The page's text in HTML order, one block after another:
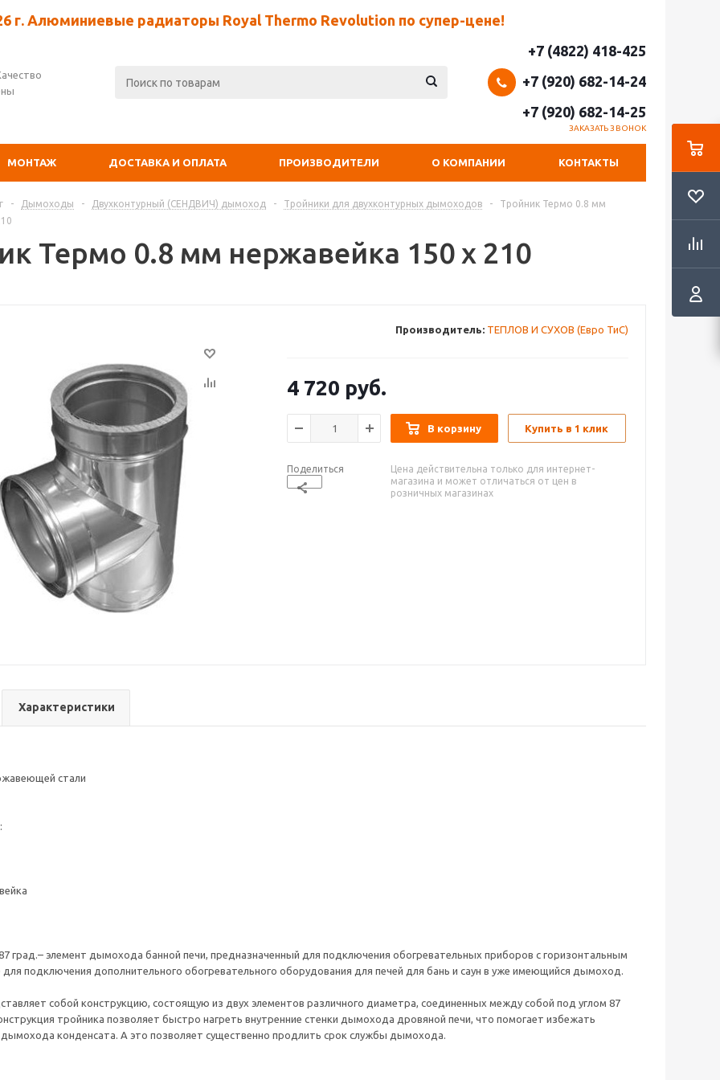
г. Алюминиевые радиаторы Royal Thermo Revolution по супер-цене!
+7 (4822) 418-425
+7 (920) 682-14-24
+7 (920) 682-14-25
ЗАКАЗАТЬ ЗВОНОК
МОНТАЖ ДОСТАВКА И ОПЛАТА ПРОИЗВОДИТЕЛИ О КОМПАНИИ КОНТАКТЫ
- Дымоходы - Двухконтурный (СЕНДВИЧ) дымоход - Тройники для двухконтурных дымоходов -
Тройник Термо 0.8 мм
Термо 0.8 мм нержавейка 150 х 210
Производитель: ТЕПЛОВ И СУХОВ (Евро ТиС)
4 720 руб.
В корзину Купить в 1 клик
Поделиться
Цена действительна только для интернет-
магазина и может отличаться от цен в
розничных магазинах
Характеристики
стали
град.– элемент дымохода банной печи, предназначенный для подключения обогревательных приборов с горизонтальным
подключения дополнительного обогревательного оборудования для печей для бань и саун в уже имеющийся дымоход.
собой конструкцию, состоящую из двух элементов различного диаметра, соединенных между собой под углом 87
тройника позволяет быстро нагреть внутренние стенки дымохода дровяной печи, что помогает избежать
дымохода конденсата. А это позволяет существенно продлить срок службы дымохода.